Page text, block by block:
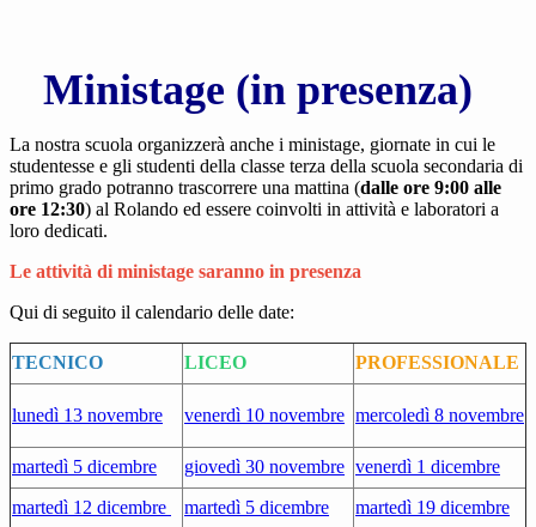
Ministage (in presenza)
La nostra scuola organizzerà anche i ministage, giornate in cui le
studentesse e gli studenti della classe terza della scuola secondaria di
primo grado potranno trascorrere una mattina (dalle ore 9:00 alle
ore 12:30) al Rolando ed essere coinvolti in attività e laboratori a
loro dedicati.
Le attività di ministage saranno in presenza
Qui di seguito il calendario delle date:
TECNICO LICEO PROFESSIONALE
lunedì 13 novembre venerdì 10 novembre mercoledì 8 novembre
martedì 5 dicembre giovedì 30 novembre venerdì 1 dicembre
martedì 12 dicembre
martedì 5 dicembre martedì 19 dicembre